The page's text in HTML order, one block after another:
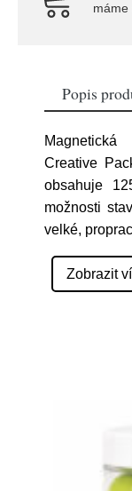
máme
Popis
Creative
obsahuje
možnosti
velké,
Zobrazit